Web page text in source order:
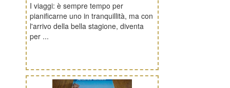
I viaggi: è sempre tempo per
pianificarne uno in tranquillità, ma con
l'arrivo della bella stagione, diventa
per ...